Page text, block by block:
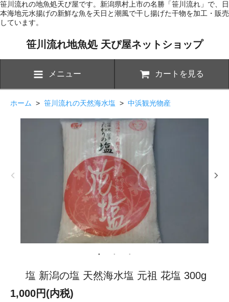
笹川流れの地魚処天ぴ屋です。新潟県村上市の名勝「笹川流れ」で、日
本海地元水揚げの新鮮な魚を天日と潮風で干し揚げた干物を加工・販売
しています。
笹川流れ地魚処 天ぴ屋ネットショップ
メニュー カートを見る
ホーム > 笹川流れの天然海水塩 > 中浜観光物産
塩 新潟の塩 天然海水塩 元祖 花塩 300g
1,000円(内税)